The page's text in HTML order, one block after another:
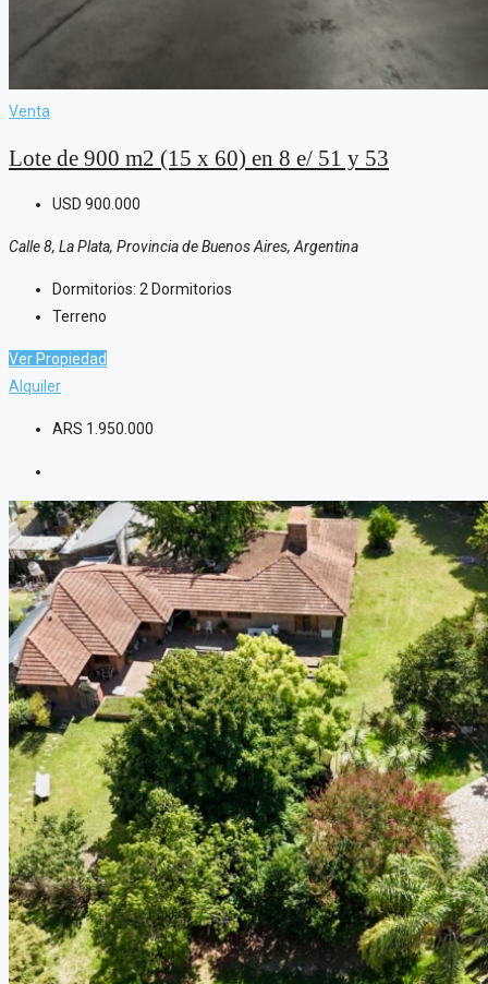
Venta
Lote de 900 m2 (15 x 60) en 8 e/ 51 y 53
USD 900.000
Calle 8, La Plata, Provincia de Buenos Aires, Argentina
Dormitorios: 2 Dormitorios
Terreno
Ver Propiedad
Alquiler
ARS 1.950.000